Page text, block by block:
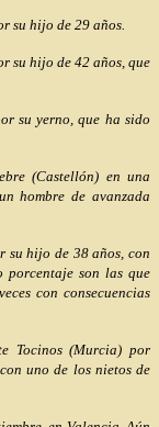
su hijo de 29 años.
su hijo de 42 años, que
su yerno, que ha sido
(Castellón) en una
hombre de avanzada
su hijo de 38 años, con
porcentaje son las que
con consecuencias
Tocinos (Murcia) por
uno de los nietos de